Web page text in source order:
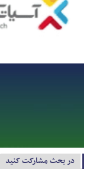
در بحث مشارکت کنید